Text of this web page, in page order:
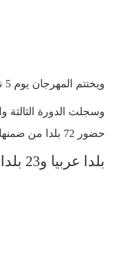
ويختتم المهرجان يوم 5 نوفبر المقبل.
وسجلت الدورة الثالثة
حضور 72 بلدا من ضمنها 17
بلدا عربيا و23 بلدا إفريقيا.